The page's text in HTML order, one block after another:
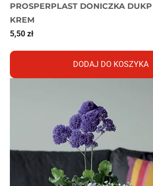
PROSPERPLAST DONICZKA
KREM
5,50 zł
DODAJ DO KOSZYKA